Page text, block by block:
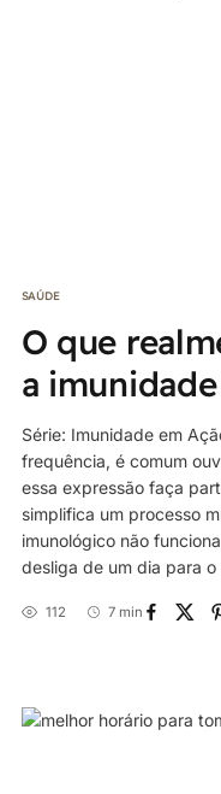
SAÚDE
O que
a
Série: Imunidade em
frequência, é comum
essa expressão faça
simplifica um processo
imunológico não
desliga de um dia para o
112 7 min